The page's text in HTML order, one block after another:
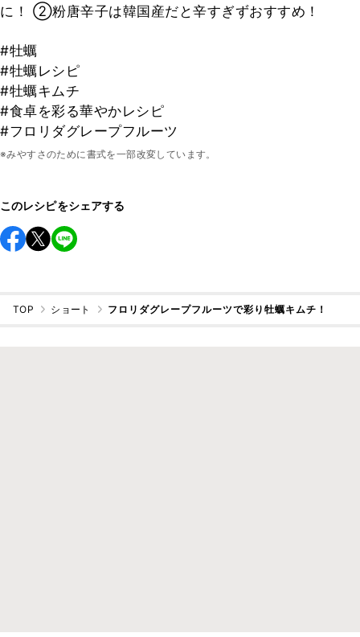
に！ ②粉唐辛子は韓国産だと辛すぎずおすすめ！
#牡蠣
#牡蠣レシピ
#牡蠣キムチ
#食卓を彩る華やかレシピ
#フロリダグレープフルーツ
※みやすさのために書式を一部改変しています。
このレシピをシェアする
TOP ショート フロリダグレープフルーツで彩り牡蠣キムチ！